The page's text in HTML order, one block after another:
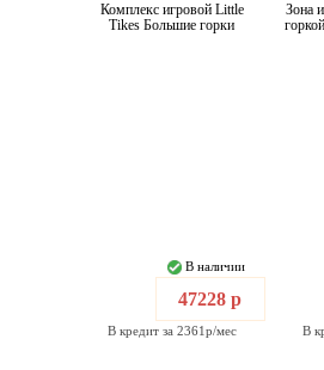
Комплекс игровой Little
Tikes Большие горки
В наличии
47228 р
В кредит за 2361р/мес
Зона
В